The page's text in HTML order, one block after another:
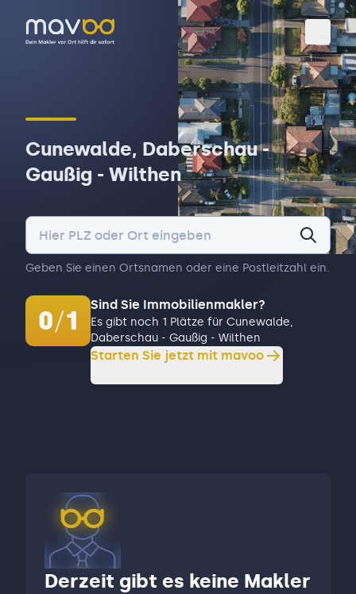
Cunewalde, Daberschau -
Gaußig - Wilthen
Geben Sie einen Ortsnamen oder eine Postleitzahl ein.
0/1
Sind Sie Immobilienmakler?
Es gibt noch 1 Plätze für Cunewalde,
Daberschau - Gaußig - Wilthen
Starten Sie jetzt mit mavoo
Derzeit gibt es keine Makler